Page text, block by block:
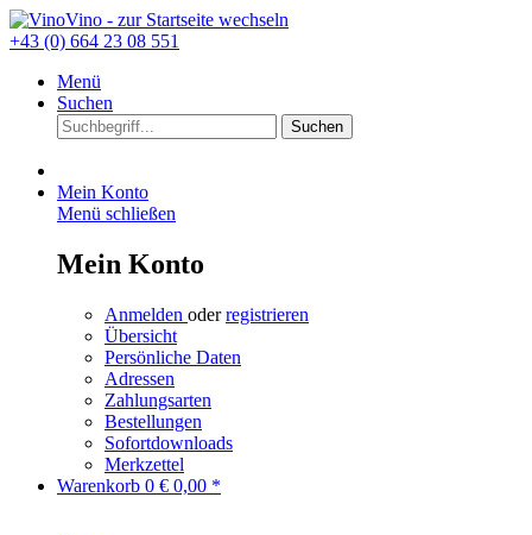
+43 (0) 664 23 08 551
Menü
Suchen
Suchen
Mein Konto
Menü schließen
Mein Konto
Anmelden oderregistrieren
Übersicht
Persönliche Daten
Adressen
Zahlungsarten
Bestellungen
Sofortdownloads
Merkzettel
Warenkorb 0 € 0,00 *